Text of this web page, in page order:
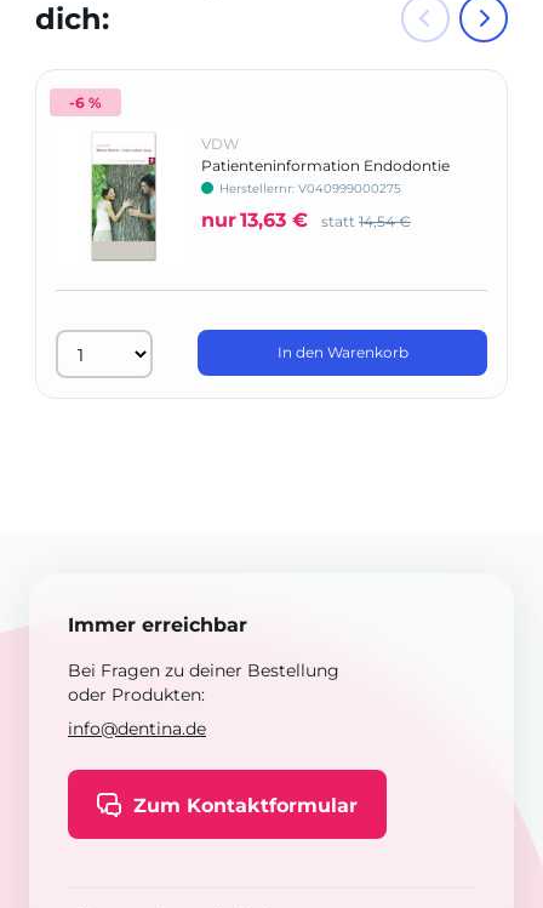
dich:
-6 %
VDW
Patienteninformation Endodontie
Herstellernr: V040999000275
nur13,63 € statt 14,54 €
In den Warenkorb
Immer erreichbar
Bei Fragen zu deiner Bestellung
oder Produkten:
info@dentina.de
Zum Kontaktformular